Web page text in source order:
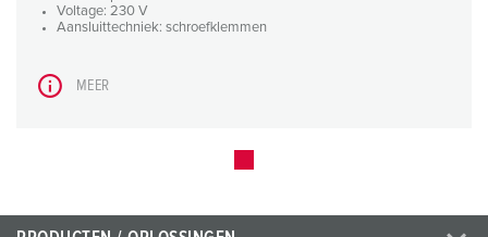
Voltage: 230 V
Aansluittechniek: schroefklemmen
MEER